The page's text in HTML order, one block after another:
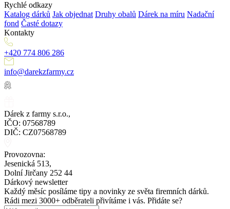
Rychlé odkazy
Katalog dárků Jak objednat Druhy obalů Dárek na míru Nadační
fond Časté dotazy
Kontakty
+420 774 806 286
info@darekzfarmy.cz
Dárek z farmy s.r.o.,
IČO: 07568789
DIČ: CZ07568789
Provozovna:
Jesenická 513,
Dolní Jirčany 252 44
Dárkový newsletter
Každý měsíc posíláme tipy a novinky ze světa firemních dárků.
Rádi mezi 3000+ odběrateli přivítáme i vás. Přidáte se?